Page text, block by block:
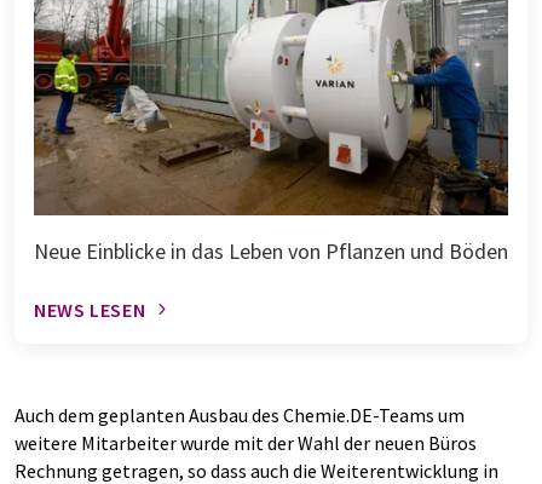
Neue Einblicke in das Leben von Pflanzen und Böden
NEWS LESEN
Auch dem geplanten Ausbau des Chemie.DE-Teams um
weitere Mitarbeiter wurde mit der Wahl der neuen Büros
Rechnung getragen, so dass auch die Weiterentwicklung in